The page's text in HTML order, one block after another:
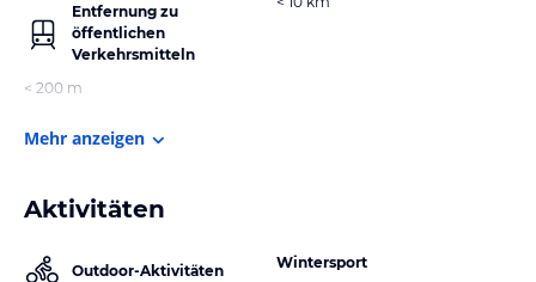
Entfernung zu
öffentlichen
Verkehrsmitteln
< 200 m
Mehr anzeigen
Aktivitäten
Outdoor-Aktivitäten
Wintersport